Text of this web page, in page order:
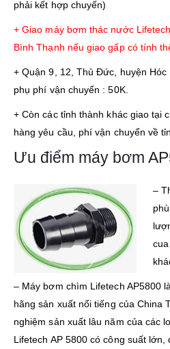
phải kết hợp chuyến)
+ Giao máy bơm thác nước
Bình Thạnh nếu giao gấp có tính
+ Quận 9, 12, Thủ Đức, huyện Hóc
phụ phí vận chuyển : 50K.
+ Còn các tỉnh thành khác giao tại
hàng yêu cầu, phí vận chuyển về
Ưu điểm máy bơm
–
– Máy bơm chìm Lifetech AP5800
hãng sản xuất nổi tiếng của China
nghiệm sản xuất lâu năm của các
Lifetech AP 5800 có công suất